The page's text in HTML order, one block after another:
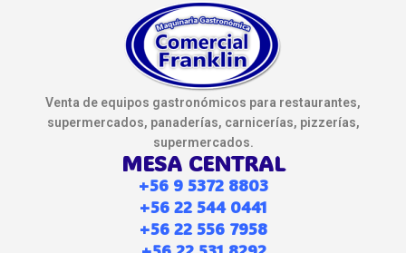
Venta de equipos gastronómicos para restaurantes,
supermercados, panaderías, carnicerías, pizzerías,
supermercados.
MESA CENTRAL
+56 9 5372 8803
+56 22 544 0441
+56 22 556 7958